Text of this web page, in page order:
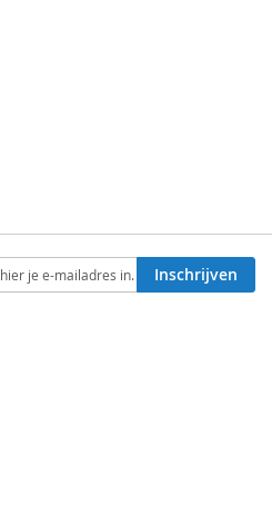
Inschrijven